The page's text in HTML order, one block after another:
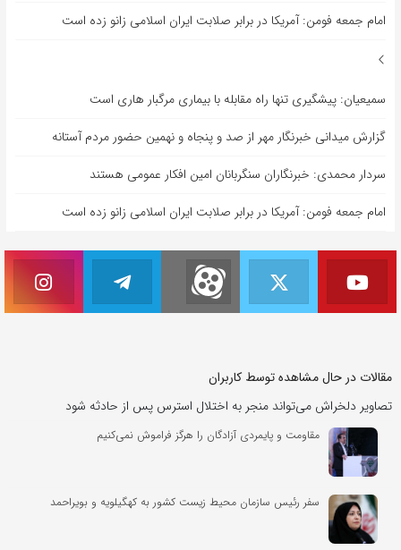
امام جمعه فومن: آمریکا در برابر صلابت ایران اسلامی زانو زده است
سمیعیان: پیشگیری تنها راه مقابله با بیماری مرگبار هاری است
گزارش میدانی خبرنگار مهر از صد و پنجاه و نهمین حضور مردم آستانه
سردار محمدی: خبرنگاران سنگربانان امین افکار عمومی هستند
امام جمعه فومن: آمریکا در برابر صلابت ایران اسلامی زانو زده است
مقالات در حال مشاهده توسط کاربران
تصاویر دلخراش می‌تواند منجر به اختلال استرس پس از حادثه شود
مقاومت و پایمردی آزادگان را هرگز فراموش نمی‌کنیم
سفر رئیس سازمان محیط زیست کشور به کهگیلویه و بویراحمد